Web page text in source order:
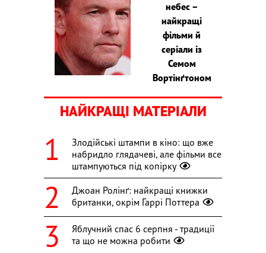
небес –
найкращі
фільми й
серіали із
Семом
Вортінґтоном
НАЙКРАЩІ МАТЕРІАЛИ
Злодійські штампи в кіно: що вже
набридло глядачеві, але фільми все
штампуються під копірку
Джоан Ролінґ: найкращі книжки
британки, окрім Гаррі Поттера
Яблучний спас 6 серпня - традиції
та що не можна робити